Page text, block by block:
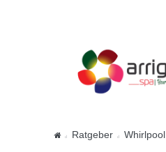
Ratgeber Whirlpool